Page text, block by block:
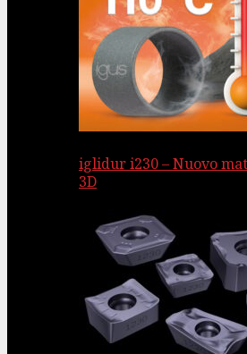
iglidur i230 – Nuovo
3D